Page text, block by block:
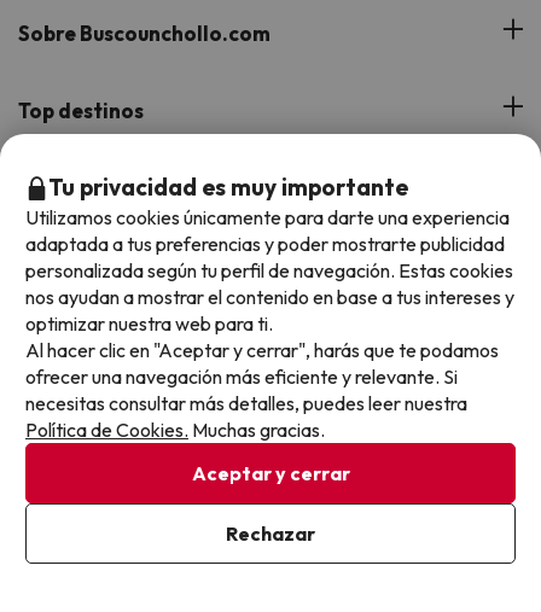
Sobre Buscounchollo.com
¿Quiénes somos?
Buscounchollo en los medios
Blog
Web Corporativa
Proveedores
Opiniones de nuestros clientes
Viajes para grupos
Top destinos
Hoteles Andalucía
Hoteles Andorra
Hoteles Cataluña
Hoteles Portugal
Hoteles Valencia
Hoteles Galicia
Top viajes destacados
Viajes con Niños
Viajes de Ciudad
Viajes de Novios
Viajes con mascotas
Chollos con Todo Incluido
Chollos en la playa
Chollos con Vuelo Incluido
Top fechas destacadas
Verano
Puente de Agosto
Vacaciones en Agosto
Vacaciones en Septiembre
Info y ayuda
Contáctanos
Descarga GRATIS nuestra app
Más de 3 MILLONES de descargas y una valoración de 4,7/5.
Tu privacidad es muy importante
Utilizamos cookies únicamente para darte una experiencia
adaptada a tus preferencias y poder mostrarte publicidad
personalizada según tu perfil de navegación. Estas cookies
nos ayudan a mostrar el contenido en base a tus intereses y
optimizar nuestra web para ti.
Al hacer clic en "Aceptar y cerrar", harás que te podamos
ofrecer una navegación más eficiente y relevante. Si
necesitas consultar más detalles, puedes leer nuestra
Política de Cookies. Muchas gracias.
Aceptar y cerrar
Rechazar